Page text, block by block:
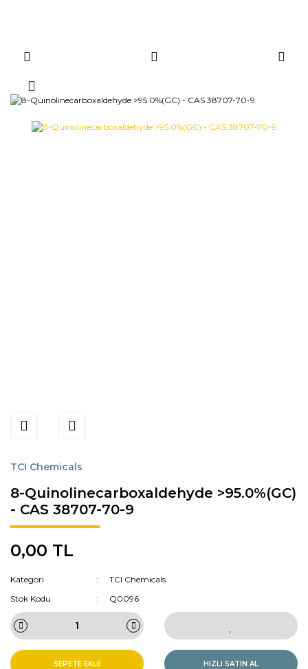
TCI Chemicals
8-Quinolinecarboxaldehyde >95.0%(GC)
- CAS 38707-70-9
0,00 TL
Kategori
TCI Chemicals
Stok Kodu
Q0096
SEPETE EKLE HIZLI SATIN AL